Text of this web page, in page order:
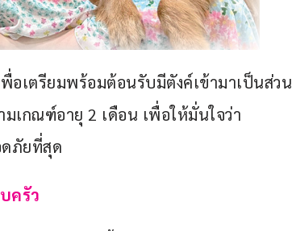
เตรียมพร้อมต้อนรับมีตังค์เข้ามาเป็นส่วน
เกณฑ์อายุ 2 เดือน เพื่อให้มั่นใจว่า
ดภัยที่สุด
ครัว